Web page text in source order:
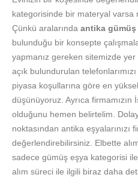
kategorisinde bir materyal varsa
Çünkü aralarında antika gümüş
bulunduğu bir konsepte
yapmanız gereken sitemizde
açık bulundurulan
piyasa koşullarına göre en
düşünüyoruz. Ayrıca
olduğunu hemen belirtelim.
noktasından antika eşyalarınızı
değerlendirebilirsiniz. Elbette
sadece gümüş eşya kategorisi ile
alım süreci ile ilgili biraz daha